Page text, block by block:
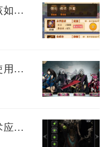
在少年三国志5中赤金将该如何抉择
在影之刃2中剑玄最适合使用哪一种心法
地下城堡2先发制人的战术应对须知是什么